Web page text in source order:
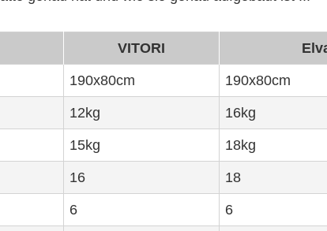
VITORI
190x80cm 190x80cm
12kg 16kg
15kg 18kg
16 18
6 6